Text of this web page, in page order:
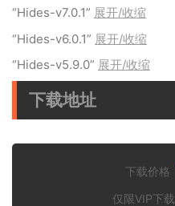
“Hides-v7.0.1” 展开/收缩
“Hides-v6.0.1” 展开/收缩
“Hides-v5.9.0” 展开/收缩
下载地址
下载价格
仅限VIP下载